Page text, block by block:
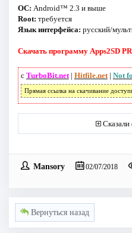
ОС: Android™ 2.3 и выше
Root: требуется
Язык интерфейса: русский/
Скачать программу Apps2SD
с TurboBit.net| Hitfile.net| Not
Прямая ссылка на скачивание
Сказали
Mansory 02/07/2018
Вернуться назад